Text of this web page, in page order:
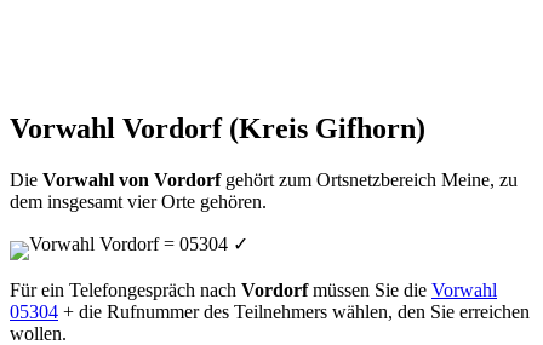
Vorwahl Vordorf (Kreis Gifhorn)
Die Vorwahl von Vordorfgehört zum Ortsnetzbereich Meine, zu
dem insgesamt vier Orte gehören.
Vorwahl Vordorf = 05304 ✓
Für ein Telefongespräch nach Vordorfmüssen Sie die Vorwahl
05304 + die Rufnummer des Teilnehmers wählen, den Sie erreichen
wollen.